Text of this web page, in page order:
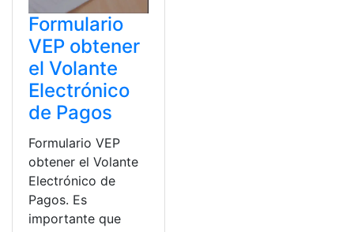
Formulario
VEP obtener
el Volante
Electrónico
de Pagos
Formulario VEP
obtener el Volante
Electrónico de
Pagos. Es
importante que